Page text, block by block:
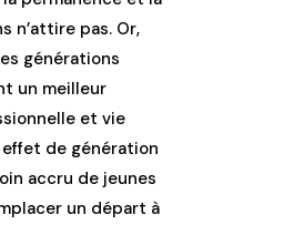
n’attire pas. Or,
générations
un meilleur
et vie
de génération
accru de jeunes
un départ à